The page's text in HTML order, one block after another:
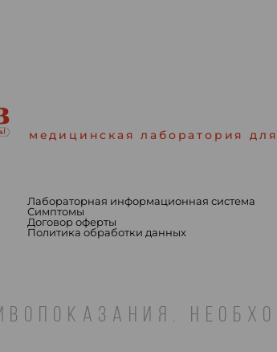
медицинская лаборатория
Лабораторная информационная система
Симптомы
Договор оферты
Политика обработки данных